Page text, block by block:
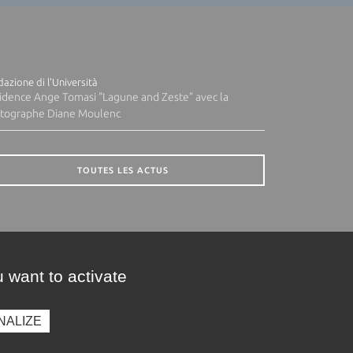
di l'Università
Ange Tomasi "Lagune and Zeste" avec la
Diane Moulenc
TOUTES LES ACTUS
want to activate